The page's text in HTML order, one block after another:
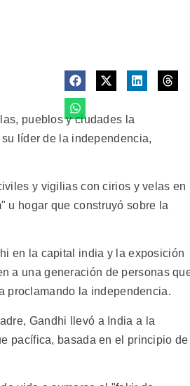
pueblos y ciudades la
líder de la independencia,
y vigilias con cirios y velas en
u hogar que construyó sobre la
en la capital india y la exposición
a una generación de personas
proclamando la independencia.
Gandhi llevó a India a la
pacífica, basada en el principio de